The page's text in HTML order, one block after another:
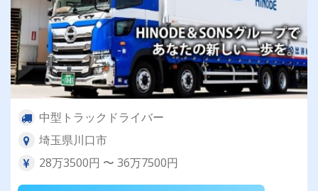
中型トラックドライバー
埼玉県川口市
28万3500円 〜 36万7500円